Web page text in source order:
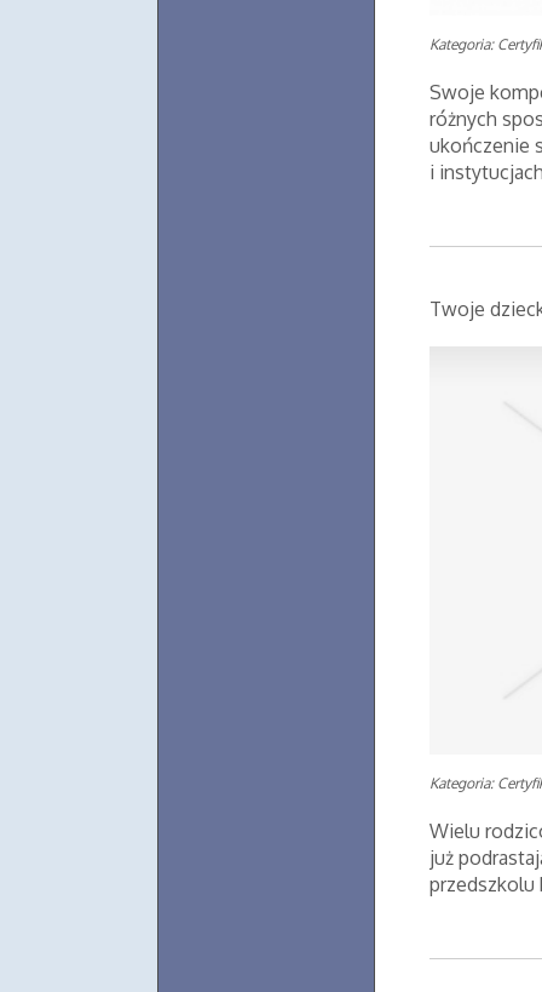
Kategoria:
Swoje
różnych
ukończenie
i
Twoje
Kategoria:
Wielu
już
przedszkolu